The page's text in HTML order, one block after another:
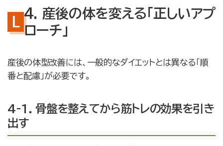
4. 産後の体を変える「正しいアプ
ローチ」
産後の体型改善には、一般的なダイエットとは異なる「順
番と配慮」が必要です。
4-1. 骨盤を整えてから筋トレの効果を引き
出す